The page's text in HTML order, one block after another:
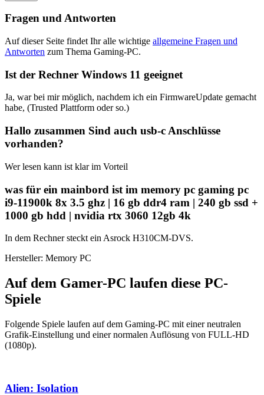
Fragen und Antworten
Auf dieser Seite findet Ihr alle wichtige allgemeine Fragen und
Antworten zum Thema Gaming-PC.
Ist der Rechner Windows 11 geeignet
Ja, war bei mir möglich, nachdem ich ein FirmwareUpdate gemacht
habe, (Trusted Plattform oder so.)
Hallo zusammen Sind auch usb-c Anschlüsse
vorhanden?
Wer lesen kann ist klar im Vorteil
was für ein mainbord ist im memory pc gaming pc
i9-11900k 8x 3.5 ghz | 16 gb ddr4 ram | 240 gb ssd +
1000 gb hdd | nvidia rtx 3060 12gb 4k
In dem Rechner steckt ein Asrock H310CM-DVS.
Hersteller: Memory PC
Auf dem Gamer-PC laufen diese PC-
Spiele
Folgende Spiele laufen auf dem Gaming-PC mit einer neutralen
Grafik-Einstellung und einer normalen Auflösung von FULL-HD
(1080p).
Alien: Isolation